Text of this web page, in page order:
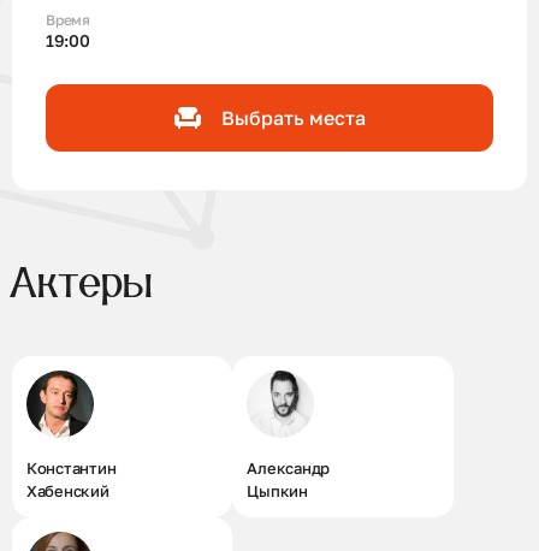
своей жизни» - Александр Цыпкин
Время
19:00
Выбрать места
Актеры
Константин
Хабенский
Александр
Цыпкин